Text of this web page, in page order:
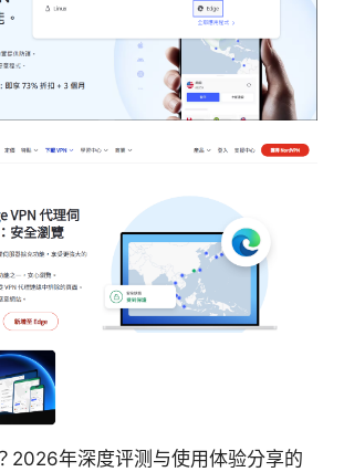
2026年深度评测与使用体验分享的